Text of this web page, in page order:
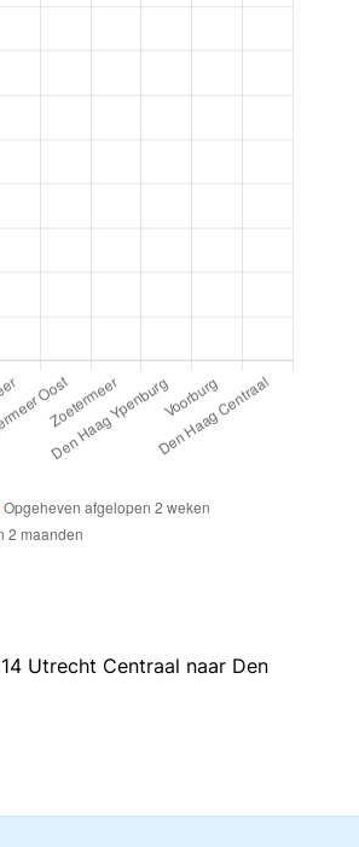
Utrecht Centraal naar Den